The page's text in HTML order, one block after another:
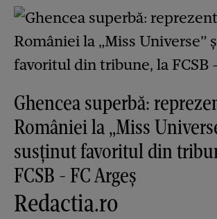
Ghencea superbă:
României la „Miss
susținut favoritul din
FCSB - FC Argeș
Redactia.ro